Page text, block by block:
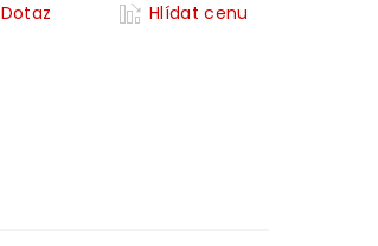
Dotaz Hlídat cenu